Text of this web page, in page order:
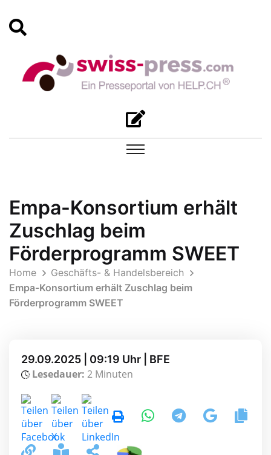
Empa-Konsortium erhält
Zuschlag beim
Förderprogramm SWEET
Home
Geschäfts- & Handelsbereich
Empa-Konsortium erhält Zuschlag beim
Förderprogramm SWEET
29.09.2025 | 09:19 Uhr | BFE
Lesedauer: 2 Minuten